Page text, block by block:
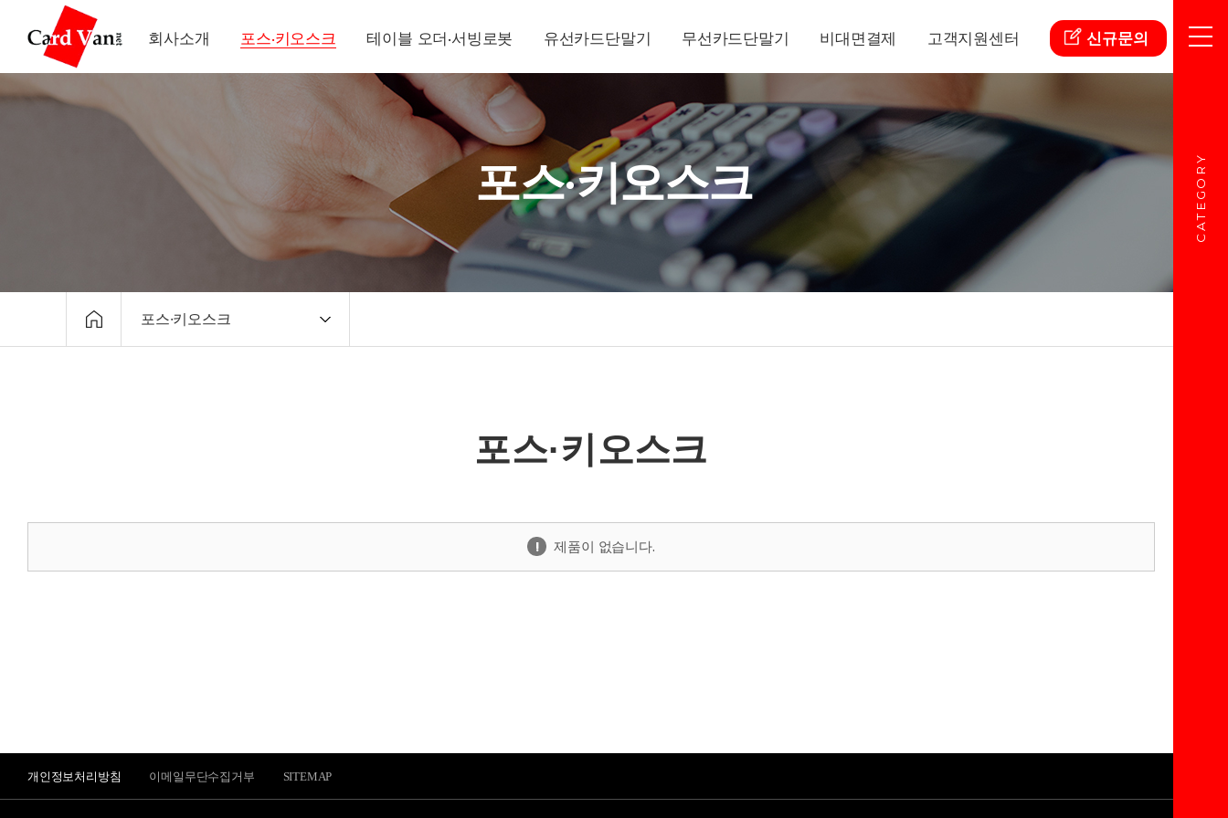
회사소개 포스·키오스크 테이블 오더·서빙로봇 유선카드단말기 무선카드단말기 비대면결제 고객지원센터 신규문의
CATEGORY
포스·키오스크
포스·키오스크
고객지원센터
포스·키오스크
제품이 없습니다.
개인정보처리방침 이메일무단수집거부 SITEMAP